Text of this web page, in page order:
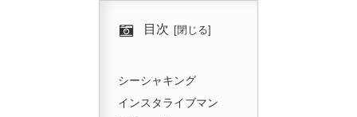
目次
シーシャキング
インスタライブマン